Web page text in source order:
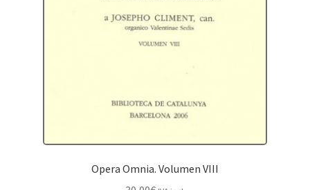
Opera Omnia. Volumen VIII